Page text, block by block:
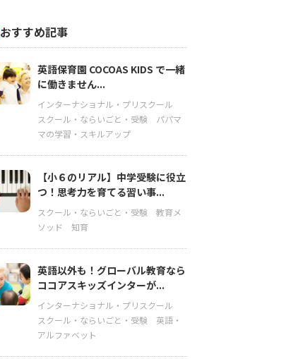
おすすめ記事
英語保育園 COCOAS KIDS で一緒
に働きません...
インターナショナル・プリスクール
スクール・ならいごと・受験
パパマ
マの学習・スキルアップ
【小６のリアル】中学受験に役立
つ！思考力を育てる習い事...
スクール・ならいごと・受験
教育メ
ソッド
知育
英語以外も！グローバル教育なら
ココアスキッズインターが...
インターナショナル・プリスクール
スクール・ならいごと・受験
英語・
アルファベット